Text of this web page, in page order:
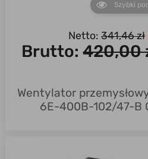
Szybki
Wentylator
6E-400B-102/47-B
Netto: 341,46 zł
Brutto:420,00